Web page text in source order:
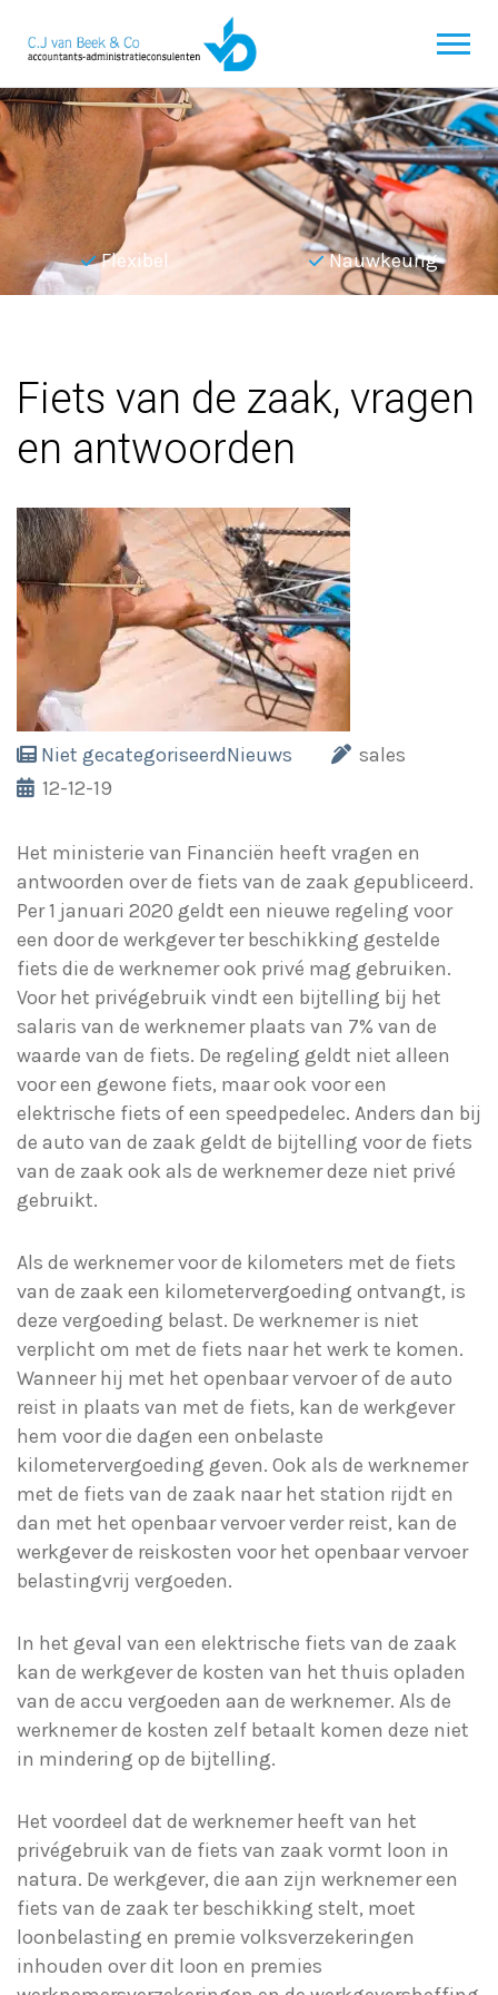
Flexibel Nauwkeurig
Fiets van de zaak, vragen
en antwoorden
Niet gecategoriseerdNieuws
sales
12-12-19
Het ministerie van Financiën heeft vragen en
antwoorden over de fiets van de zaak gepubliceerd.
Per 1 januari 2020 geldt een nieuwe regeling voor
een door de werkgever ter beschikking gestelde
fiets die de werknemer ook privé mag gebruiken.
Voor het privégebruik vindt een bijtelling bij het
salaris van de werknemer plaats van 7% van de
waarde van de fiets. De regeling geldt niet alleen
voor een gewone fiets, maar ook voor een
elektrische fiets of een speedpedelec. Anders dan bij
de auto van de zaak geldt de bijtelling voor de fiets
van de zaak ook als de werknemer deze niet privé
gebruikt.
Als de werknemer voor de kilometers met de fiets
van de zaak een kilometervergoeding ontvangt, is
deze vergoeding belast. De werknemer is niet
verplicht om met de fiets naar het werk te komen.
Wanneer hij met het openbaar vervoer of de auto
reist in plaats van met de fiets, kan de werkgever
hem voor die dagen een onbelaste
kilometervergoeding geven. Ook als de werknemer
met de fiets van de zaak naar het station rijdt en
dan met het openbaar vervoer verder reist, kan de
werkgever de reiskosten voor het openbaar vervoer
belastingvrij vergoeden.
In het geval van een elektrische fiets van de zaak
kan de werkgever de kosten van het thuis opladen
van de accu vergoeden aan de werknemer. Als de
werknemer de kosten zelf betaalt komen deze niet
in mindering op de bijtelling.
Het voordeel dat de werknemer heeft van het
privégebruik van de fiets van zaak vormt loon in
natura. De werkgever, die aan zijn werknemer een
fiets van de zaak ter beschikking stelt, moet
loonbelasting en premie volksverzekeringen
inhouden over dit loon en premies